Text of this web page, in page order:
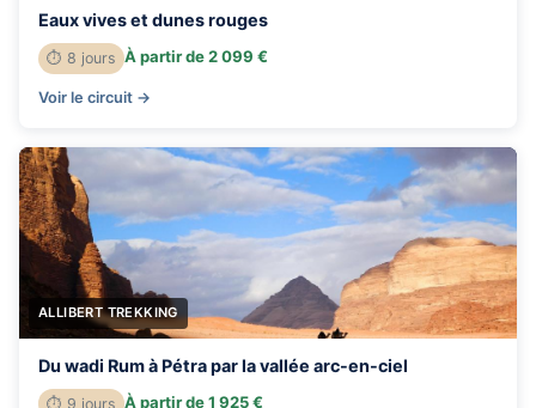
Eaux vives et dunes rouges
⏱ 8 jours À partir de 2 099 €
Voir le circuit →
ALLIBERT TREKKING
Du wadi Rum à Pétra par la vallée arc-en-ciel
⏱ 9 jours À partir de 1 925 €